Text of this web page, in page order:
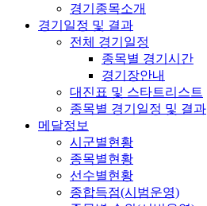
경기종목소개
경기일정 및 결과
전체 경기일정
종목별 경기시간
경기장안내
대진표 및 스타트리스트
종목별 경기일정 및 결과
메달정보
시군별현황
종목별현황
선수별현황
종합득점(시범운영)